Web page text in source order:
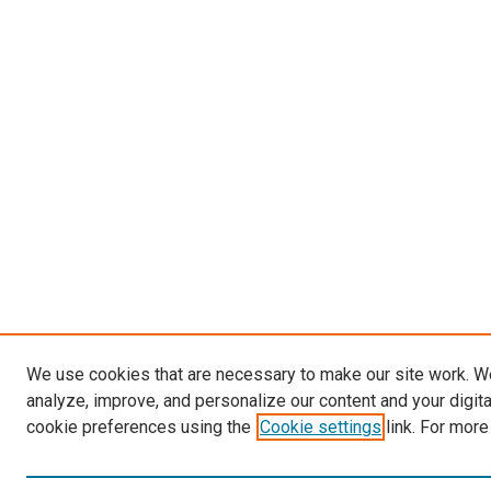
We use cookies that are necessary to make our site work.
analyze, improve, and personalize our content and your
cookie preferences using the Cookie settings link. For